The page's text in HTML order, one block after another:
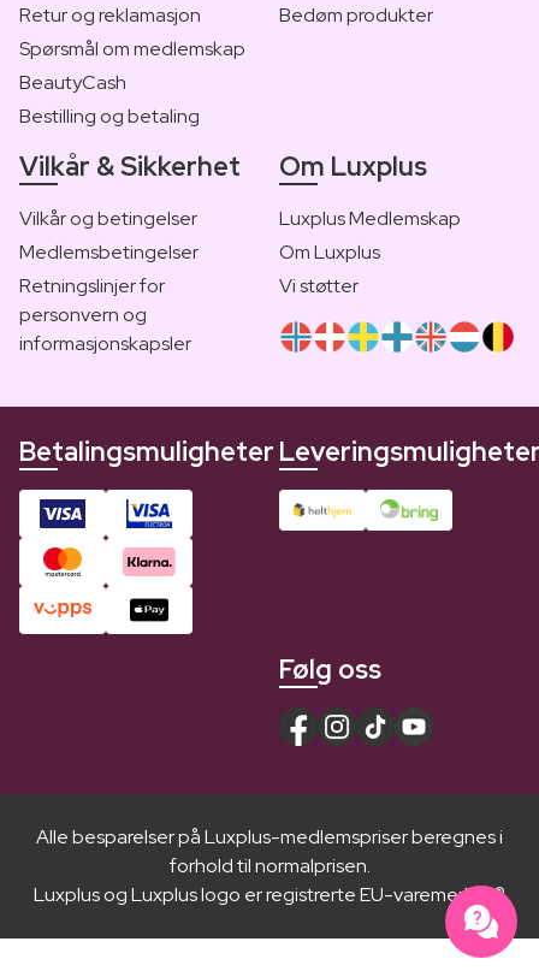
Retur og reklamasjon
Spørsmål om medlemskap
BeautyCash
Bestilling og betaling
Bedøm produkter
Vilkår & Sikkerhet
Vilkår og betingelser
Medlemsbetingelser
Retningslinjer for
personvern og
informasjonskapsler
Om Luxplus
Luxplus Medlemskap
Om Luxplus
Vi støtter
Betalingsmuligheter
Følg oss
Alle besparelser på Luxplus-medlemspriser beregnes i
forhold til normalprisen.
Luxplus og Luxplus logo er registrerte EU-varemerker ®